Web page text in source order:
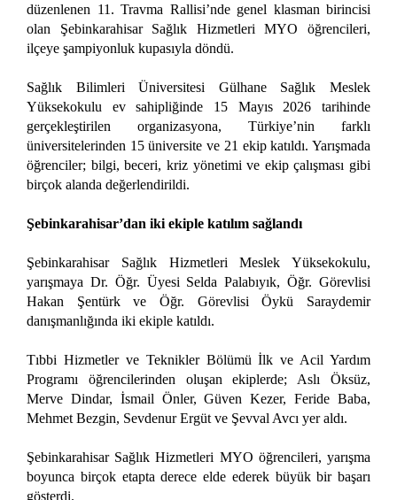
düzenlenen 11. Travma Rallisi’nde genel klasman birincisi
olan Şebinkarahisar Sağlık Hizmetleri MYO öğrencileri,
ilçeye şampiyonluk kupasıyla döndü.
Sağlık Bilimleri Üniversitesi Gülhane Sağlık Meslek
Yüksekokulu ev sahipliğinde 15 Mayıs 2026 tarihinde
gerçekleştirilen organizasyona, Türkiye’nin farklı
üniversitelerinden 15 üniversite ve 21 ekip katıldı. Yarışmada
öğrenciler; bilgi, beceri, kriz yönetimi ve ekip çalışması gibi
birçok alanda değerlendirildi.
Şebinkarahisar’dan iki ekiple katılım sağlandı
Şebinkarahisar Sağlık Hizmetleri Meslek Yüksekokulu,
yarışmaya Dr. Öğr. Üyesi Selda Palabıyık, Öğr. Görevlisi
Hakan Şentürk ve Öğr. Görevlisi Öykü Saraydemir
danışmanlığında iki ekiple katıldı.
Tıbbi Hizmetler ve Teknikler Bölümü İlk ve Acil Yardım
Programı öğrencilerinden oluşan ekiplerde; Aslı Öksüz,
Merve Dindar, İsmail Önler, Güven Kezer, Feride Baba,
Mehmet Bezgin, Sevdenur Ergüt ve Şevval Avcı yer aldı.
Şebinkarahisar Sağlık Hizmetleri MYO öğrencileri, yarışma
boyunca birçok etapta derece elde ederek büyük bir başarı
gösterdi.